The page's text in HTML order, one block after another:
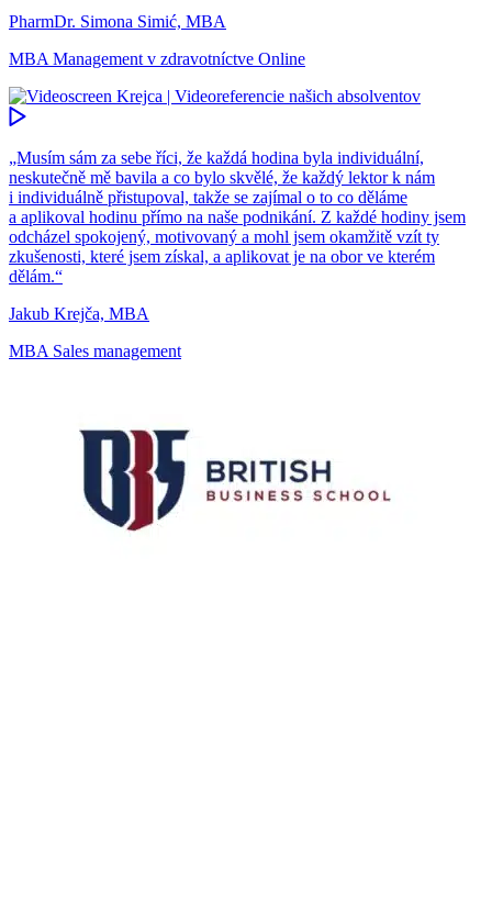
PharmDr. Simona Simić, MBA
MBA Management v zdravotníctve Online
„Musím sám za sebe říci, že každá hodina byla individuální,
neskutečně mě bavila a co bylo skvělé, že každý lektor k nám
i individuálně přistupoval, takže se zajímal o to co děláme
a aplikoval hodinu přímo na naše podnikání. Z každé hodiny jsem
odcházel spokojený, motivovaný a mohl jsem okamžitě vzít ty
zkušenosti, které jsem získal, a aplikovat je na obor ve kterém
dělám.“
Jakub Krejča, MBA
MBA Sales management